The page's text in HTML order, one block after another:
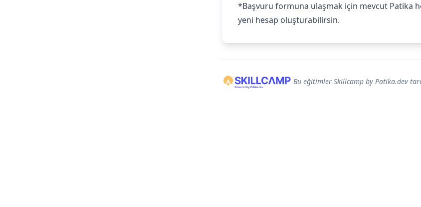
*Başvuru formuna ulaşmak için mevcut Patika
yeni hesap oluşturabilirsin.
Bu eğitimler Skillcamp by Patika.dev